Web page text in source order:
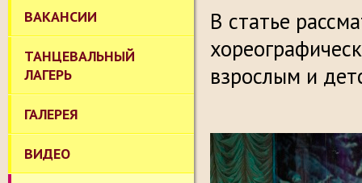
ВАКАНСИИ
ТАНЦЕВАЛЬНЫЙ
ЛАГЕРЬ
ГАЛЕРЕЯ
ВИДЕО
В статье
взрослым и